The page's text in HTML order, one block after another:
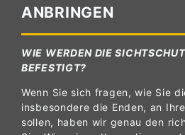
ANBRINGEN
WIE WERDEN DIE
BEFESTIGT?
Wenn Sie sich fragen, wie Sie
insbesondere die Enden, an
sollen, haben wir genau den